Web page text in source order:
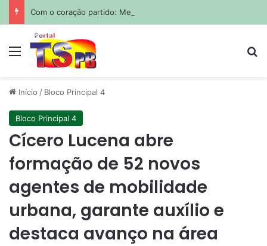
Menu
Início / Bloco Principal 4
Bloco Principal 4
Cícero Lucena abre
formação de 52 novos
agentes de mobilidade
urbana, garante auxílio e
destaca avanço na área